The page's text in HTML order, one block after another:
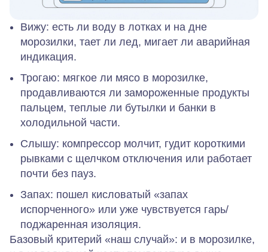
Вижу: есть ли воду в лотках и на дне
морозилки, тает ли лед, мигает ли аварийная
индикация.
Трогаю: мягкое ли мясо в морозилке,
продавливаются ли замороженные продукты
пальцем, теплые ли бутылки и банки в
холодильной части.
Слышу: компрессор молчит, гудит короткими
рывками с щелчком отключения или работает
почти без пауз.
Запах: пошел кисловатый «запах
испорченного» или уже чувствуется гарь/
поджаренная изоляция.
Базовый критерий «наш случай»: и в морозилке,